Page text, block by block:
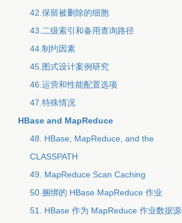
42.保留被删除的细胞
43.二级索引和备用查询路径
44.制约因素
45.图式设计案例研究
46.运营和性能配置选项
47.特殊情况
HBase and MapReduce
48. HBase, MapReduce, and the
CLASSPATH
49. MapReduce Scan Caching
50.捆绑的 HBase MapReduce 作业
51. HBase 作为 MapReduce 作业数据源